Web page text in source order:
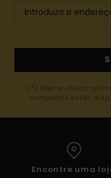
(*) Oferta válida
completas estão
Encontre uma